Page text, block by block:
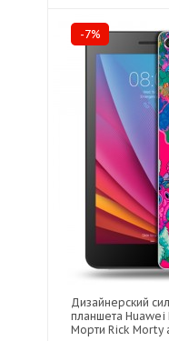
-7%
Дизайнерский
планшета Huawei
Морти Rick Morty